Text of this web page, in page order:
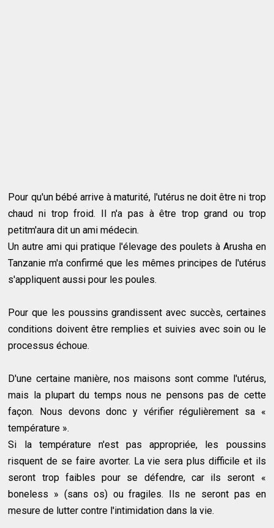
Pour qu'un bébé arrive à maturité, l'utérus ne doit être ni trop
chaud ni trop froid. Il n'a pas à être trop grand ou trop
petitm'aura dit un ami médecin.
Un autre ami qui pratique l'élevage des poulets à Arusha en
Tanzanie m'a confirmé que les mêmes principes de l'utérus
s'appliquent aussi pour les poules.
Pour que les poussins grandissent avec succès, certaines
conditions doivent être remplies et suivies avec soin ou le
processus échoue.
D'une certaine manière, nos maisons sont comme l'utérus,
mais la plupart du temps nous ne pensons pas de cette
façon. Nous devons donc y vérifier régulièrement sa «
température ».
Si la température n'est pas appropriée, les poussins
risquent de se faire avorter. La vie sera plus difficile et ils
seront trop faibles pour se défendre, car ils seront «
boneless » (sans os) ou fragiles. Ils ne seront pas en
mesure de lutter contre l'intimidation dans la vie.